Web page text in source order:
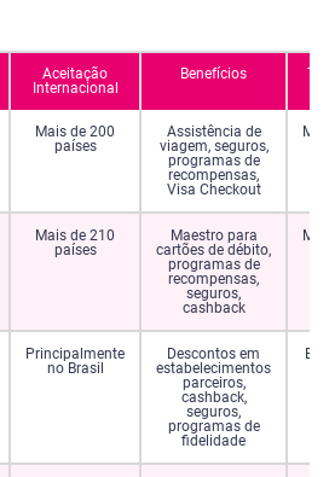
Aceitação
Internacional
Benefícios
Mais de 200
países
Assistência de
viagem, seguros,
programas de
recompensas,
Visa Checkout
Mais de 210
países
Maestro para
cartões de débito,
programas de
recompensas,
seguros,
cashback
Principalmente
no Brasil
Descontos em
estabelecimentos
parceiros,
cashback,
seguros,
programas de
fidelidade